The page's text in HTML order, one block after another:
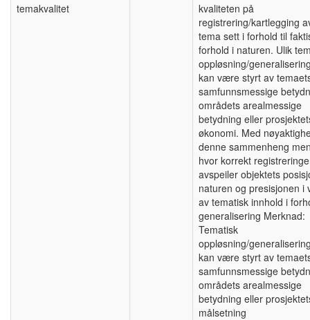
temakvalitet
kvaliteten på
registrering/kartlegging
tema sett i forhold til
forhold i naturen. Ulik
oppløsning/
kan være styrt av
samfunnsmessige
områdets arealmessige
betydning eller
økonomi. Med
denne sammenheng
hvor korrekt
avspeiler objektets
naturen og presisjonen i
av tematisk innhold i
generalisering Merknad:
Tematisk
oppløsning/
kan være styrt av
samfunnsmessige
områdets arealmessige
betydning eller
målsetning